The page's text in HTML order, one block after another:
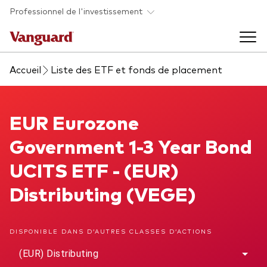
Skip to main content
Professionnel de l'investissement
Fonds et ETFs
Tous les produits
Analyses et événements
Back to main menu
Liste des analyses
À propos de Vanguard
Back to main menu
À propos de Vanguard
Accueil Liste des ETF et fonds de placement
EUR Eurozone Government 1-3 Year Bond UCITS ETF
EUR Eurozone
Government 1-3 Year Bond
UCITS ETF - (EUR)
Distributing (VEGE)
DISPONIBLE DANS D’AUTRES CLASSES D’ACTIONS
(EUR) Distributing